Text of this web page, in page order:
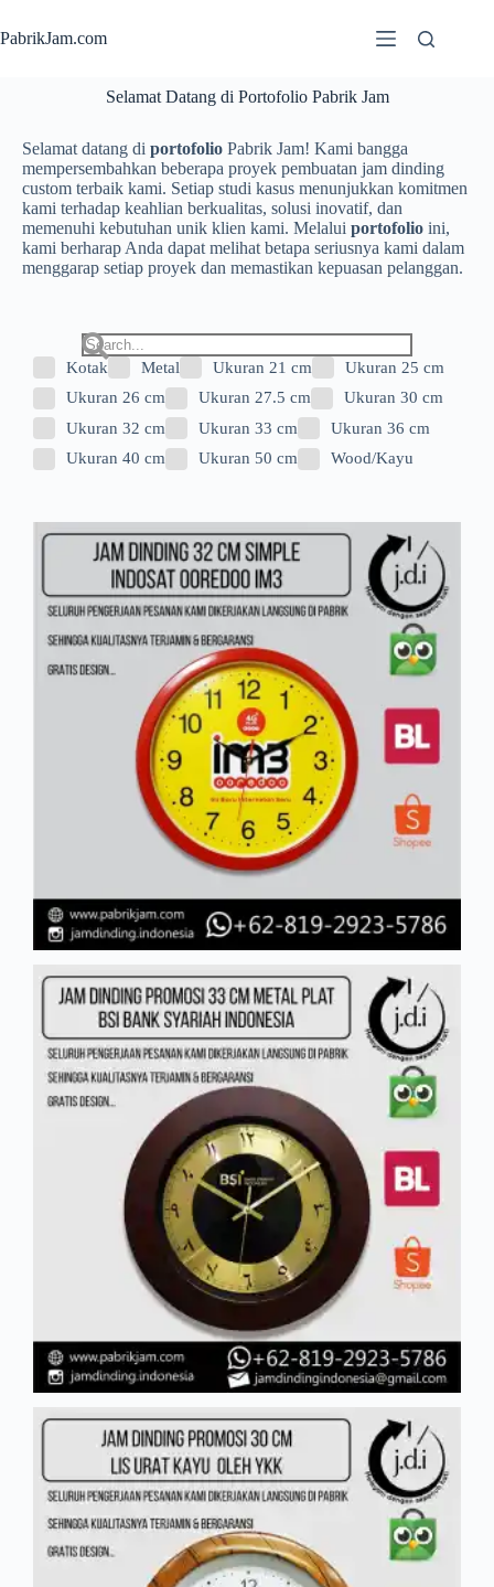
PabrikJam.com
Selamat Datang di Portofolio Pabrik Jam
Selamat datang di portofolio Pabrik Jam! Kami bangga
mempersembahkan beberapa proyek pembuatan jam dinding
custom terbaik kami. Setiap studi kasus menunjukkan komitmen
kami terhadap keahlian berkualitas, solusi inovatif, dan
memenuhi kebutuhan unik klien kami. Melalui portofolio ini,
kami berharap Anda dapat melihat betapa seriusnya kami dalam
menggarap setiap proyek dan memastikan kepuasan pelanggan.
Kotak Metal Ukuran 21 cm
Ukuran 25 cm
Ukuran 26 cm
Ukuran 27.5 cm
Ukuran 30 cm
Ukuran 32 cm
Ukuran 33 cm
Ukuran 36 cm
Ukuran 40 cm
Ukuran 50 cm Wood/Kayu